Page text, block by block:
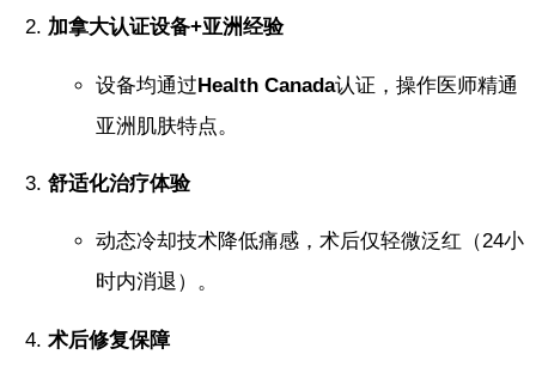
加拿大认证设备+亚洲经验
设备均通过Health Canada认证，操作医师精通
亚洲肌肤特点。
舒适化治疗体验
动态冷却技术降低痛感，术后仅轻微泛红（24小
时内消退）。
术后修复保障